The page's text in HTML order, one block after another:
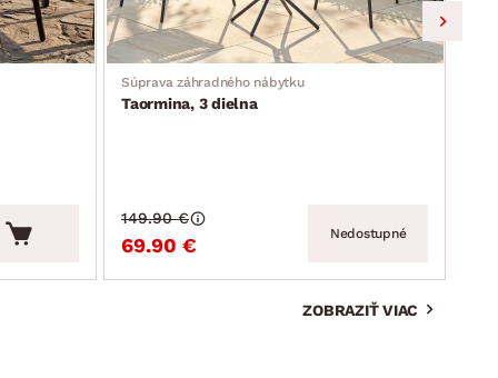
Súprava záhradného nábytku
Taormina, 3 dielna
69.90 €
149.90 €
Nedostupné
ZOBRAZIŤ VIAC